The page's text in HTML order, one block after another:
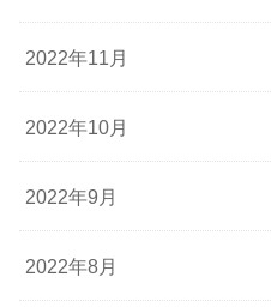
2022年11月
2022年10月
2022年9月
2022年8月